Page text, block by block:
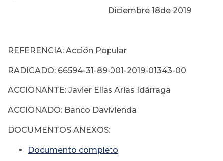
Diciembre 18de 2019
REFERENCIA: Acción Popular
RADICADO: 66594-31-89-001-2019-01343-00
ACCIONANTE: Javier Elías Arias Idárraga
ACCIONADO: Banco Davivienda
DOCUMENTOS ANEXOS:
Documento completo